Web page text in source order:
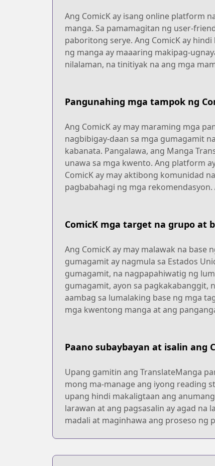
Ang ComicK ay isang online platform
manga. Sa pamamagitan ng user-
paboritong serye. Ang ComicK ay
ng manga ay maaaring makipag-
nilalaman, na tinitiyak na ang mga
Pangunahing mga tampok ng
Ang ComicK ay may maraming mga
nagbibigay-daan sa mga gumagamit
kabanata. Pangalawa, ang Manga
unawa sa mga kwento. Ang platform
ComicK ay may aktibong komunidad
pagbabahagi ng mga
ComicK mga target na grupo at
Ang ComicK ay may malawak na
gumagamit ay nagmula sa Estados
gumagamit, na nagpapahiwatig ng
gumagamit, ayon sa pagkakabanggit,
aambag sa lumalaking base ng mga
mga kwentong manga at ang
Paano subaybayan at isalin ang
Upang gamitin ang TranslateManga
mong ma-manage ang iyong reading
upang hindi makaligtaan ang
larawan at ang pagsasalin ay agad na
madali at maginhawa ang proseso ng